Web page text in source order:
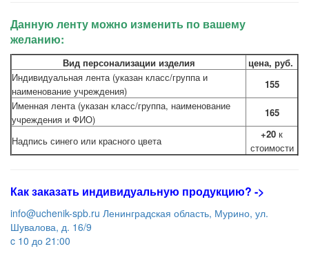
Данную ленту можно изменить по вашему
желанию:
Вид персонализации изделия
цена, руб.
Индивидуальная лента (указан класс/группа и
наименование учреждения)
155
Именная лента (указан класс/группа, наименование
учреждения и ФИО)
165
Надпись синего или красного цвета
+20 к
стоимости
Как заказать индивидуальную продукцию? ->
info@uchenik-spb.ru Ленинградская область, Мурино, ул.
Шувалова, д. 16/9
c 10 до 21:00